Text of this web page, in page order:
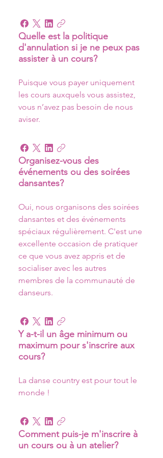
Quelle est la politique
d'annulation si je ne peux pas
assister à un cours?
Puisque vous payer uniquement
les cours auxquels vous assistez,
vous n’avez pas besoin de nous
aviser.
Organisez-vous des
événements ou des soirées
dansantes?
Oui, nous organisons des soirées
dansantes et des événements
spéciaux régulièrement. C'est une
excellente occasion de pratiquer
ce que vous avez appris et de
socialiser avec les autres
membres de la communauté de
danseurs.
Y a-t-il un âge minimum ou
maximum pour s'inscrire aux
cours?
La danse country est pour tout le
monde !
Comment puis-je m'inscrire à
un cours ou à un atelier?